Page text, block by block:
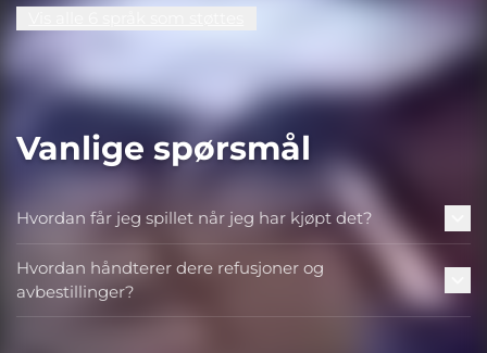
Vanlige spørsmål
Hvordan får jeg spillet når jeg har kjøpt det?
Hvordan håndterer dere refusjoner og
avbestillinger?